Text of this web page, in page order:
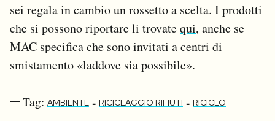
sei regala in cambio un rossetto a scelta. I prodotti
che si possono riportare li trovatequi, anche se
MAC specifica che sono invitati a centri di
smistamento «laddove sia possibile».
Tag: AMBIENTE - RICICLAGGIO RIFIUTI - RICICLO